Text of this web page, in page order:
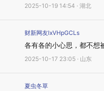
2025-10-19 14:54 · 湖北
财新网友lxVHpGCLs
各有各的小心思，都不想
2025-10-17 23:05 · 山东
夏虫冬草